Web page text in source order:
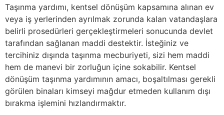
Taşınma yardımı, kentsel dönüşüm kapsamına alınan ev
veya iş yerlerinden ayrılmak zorunda kalan vatandaşlara
belirli prosedürleri gerçekleştirmeleri sonucunda devlet
tarafından sağlanan maddi destektir. İsteğiniz ve
tercihiniz dışında taşınma mecburiyeti, sizi hem maddi
hem de manevi bir zorluğun içine sokabilir. Kentsel
dönüşüm taşınma yardımının amacı, boşaltılması gerekli
görülen binaları kimseyi mağdur etmeden kullanım dışı
bırakma işlemini hızlandırmaktır.